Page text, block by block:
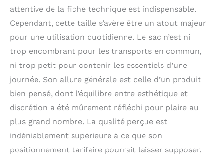
attentive de la fiche technique est indispensable.
Cependant, cette taille s’avère être un atout majeur
pour une utilisation quotidienne. Le sac n’est ni
trop encombrant pour les transports en commun,
ni trop petit pour contenir les essentiels d’une
journée. Son allure générale est celle d’un produit
bien pensé, dont l’équilibre entre esthétique et
discrétion a été mûrement réfléchi pour plaire au
plus grand nombre. La qualité perçue est
indéniablement supérieure à ce que son
positionnement tarifaire pourrait laisser supposer.